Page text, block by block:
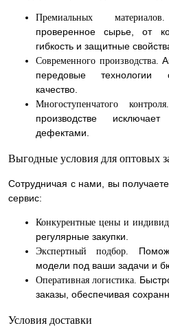
Премиальных материалов.
проверенное сырье, от
гибкость и защитные
Современного производства.
передовые технологии
качество.
Многоступенчатого контроля.
производстве
дефектами.
Выгодные условия для оптовых
Сотрудничая с нами, вы
сервис:
Конкурентные цены и
регулярные закупки.
Экспертный подбор.
модели под ваши задачи и
Оперативная логистика.
заказы, обеспечивая
Условия доставки